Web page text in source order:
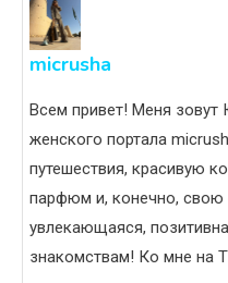
micrusha
Всем привет! Меня зовут
женского портала
путешествия, красивую
парфюм и, конечно, свою
увлекающаяся,
знакомствам! Ко мне на